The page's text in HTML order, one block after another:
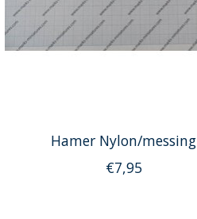
Hamer Nylon/messing
€7,95